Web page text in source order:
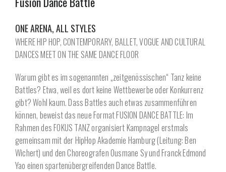
ONE ARENA, ALL STYLES
WHERE HIP HOP, CONTEMPORARY, BALLET, VOGUE AND CULTURAL
DANCES MEET ON THE SAME DANCE FLOOR
Warum gibt es im sogenannten „zeitgenössischen“ Tanz keine
Battles? Etwa, weil es dort keine Wettbewerbe oder Konkurrenz
gibt? Wohl kaum. Dass Battles auch etwas zusammenführen
können, beweist das neue Format FUSION DANCE BATTLE: Im
Rahmen des FOKUS TANZ organisiert Kampnagel erstmals
gemeinsam mit der HipHop Akademie Hamburg (Leitung: Ben
Wichert) und den Choreografen Ousmane Sy und Franck Edmond
Yao einen spartenübergreifenden Dance Battle.